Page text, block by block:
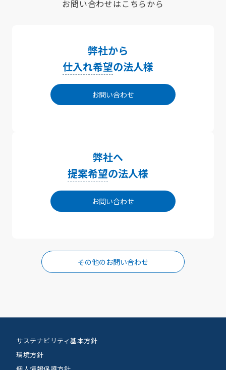
お問い合わせはこちらから
弊社から
仕入れ希望の法人様
お問い合わせ
弊社へ
提案希望の法人様
お問い合わせ
その他のお問い合わせ
サステナビリティ基本方針
環境方針